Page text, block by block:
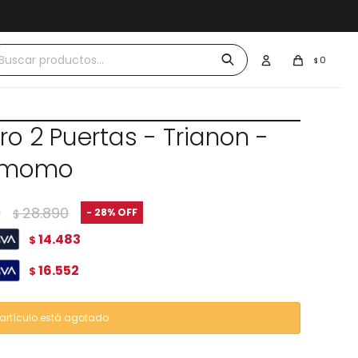
$ 0
2 Puertas - Trianon -
$ 28.890 28
$ 14.483
$ 16.552
artículo está agotado.